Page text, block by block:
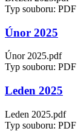
Typ souboru:
Únor 2025
Únor 2025.pdf
Typ souboru:
Leden 2025
Leden 2025.pdf
Typ souboru: